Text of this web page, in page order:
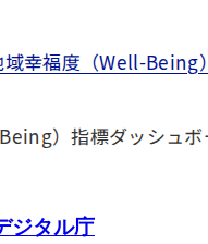
ジタル庁